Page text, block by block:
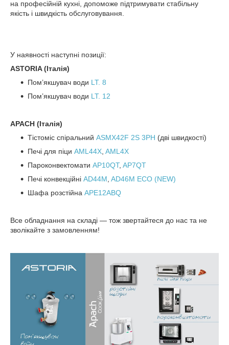
на професійній кухні, допоможе підтримувати стабільну
якість і швидкість обслуговування.
У наявності наступні позиції:
ASTORIA (Італія)
Пом’якшувач води LT. 8
Пом’якшувач води LT. 12
APACH (Італія)
Тістоміс спіральний ASMX42F 2S 3PH (дві швидкості)
Печі для піци AML44X AML4X
Пароконвектомати AP10QT, AP7QT
Печі конвекційні AD44M AD46M ECO (NEW)
Шафа розстійна APE12ABQ
Все обладнання на складі — тож звертайтеся до нас та не
зволікайте з замовленням!